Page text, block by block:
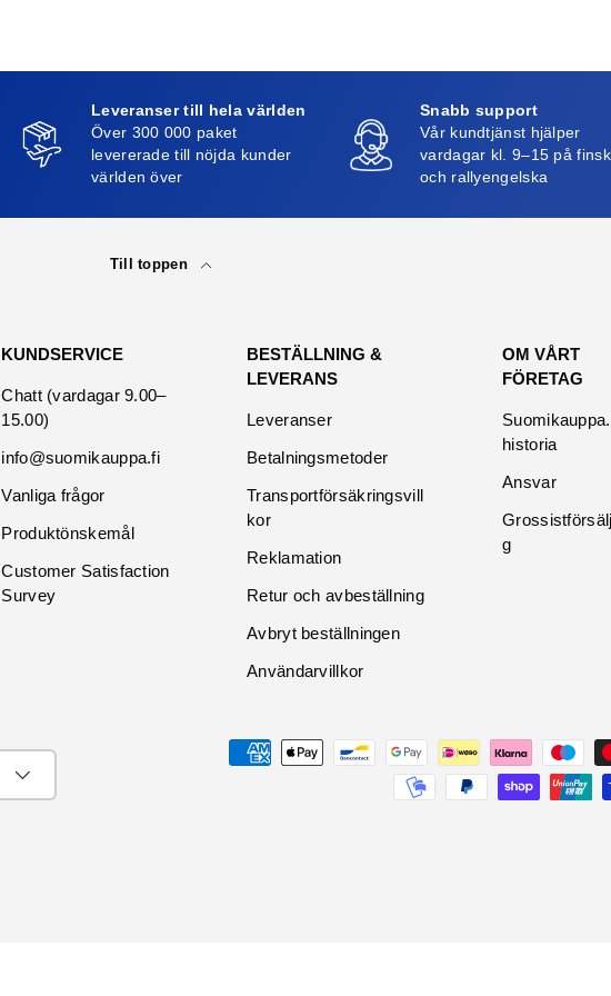
Leveranser till hela världen
Över 300 000 paket
levererade till nöjda kunder
världen över
Snabb support
Vår kundtjänst hjälper
vardagar kl. 9–15 på
och rallyengelska
Till toppen
KUNDSERVICE
Chatt (vardagar 9.00–
15.00)
info@suomikauppa.fi
Vanliga frågor
Produktönskemål
Customer Satisfaction
Survey
BESTÄLLNING &
LEVERANS
Leveranser
Betalningsmetoder
Transportförsäkringsvill
kor
Reklamation
Retur och avbeställning
Avbryt beställningen
Användarvillkor
OM VÅRT
FÖRETAG
historia
Ansvar
g
Maksutavat